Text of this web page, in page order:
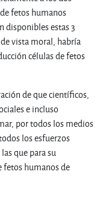
fetos humanos
disponibles estas 3
vista moral, habría
células de fetos
de que científicos,
e incluso
por todos los medios
los esfuerzos
que para su
fetos humanos de